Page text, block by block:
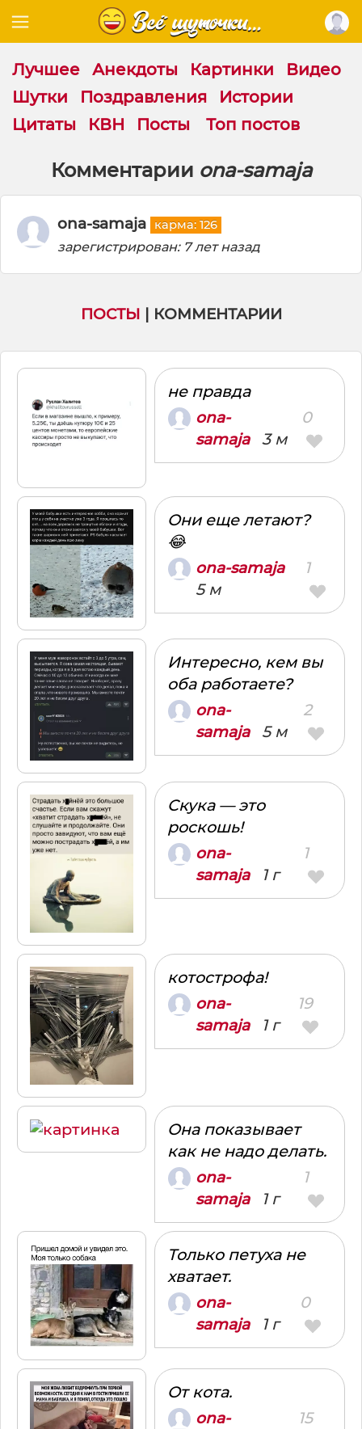
Лучшее Анекдоты Картинки
Видео
Шутки
Поздравления
Истории
Цитаты
КВН Посты Топ постов
Комментарии ona-samaja
ona-samaja карма: 126
зарегистрирован: 7 лет назад
ПОСТЫ | КОММЕНТАРИИ
не правда
ona-
samaja3 м
0
Они еще летают?
😂
ona-samaja
5 м
1
Интересно, кем вы
оба работаете?
ona-
samaja5 м
2
Скука — это
роскошь!
ona-
samaja1 г
1
котострофа!
ona-
samaja1 г
19
Она показывает
как не надо делать.
ona-
samaja1 г
1
Только петуха не
хватает.
ona-
samaja1 г
0
От кота.
ona-
15